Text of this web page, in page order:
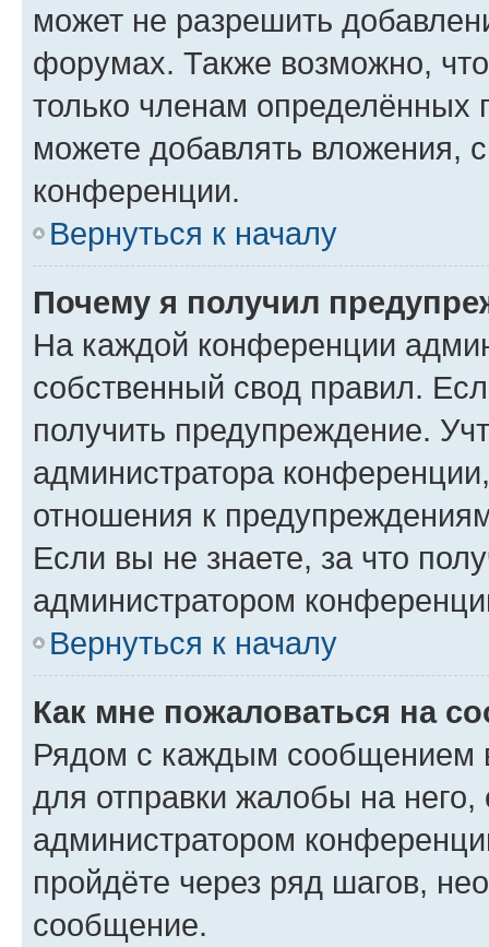
может не разрешить
форумах. Также возможно,
только членам определённых
можете добавлять вложения,
конференции.
Вернуться к началу
Почему я получил
На каждой конференции
собственный свод правил.
получить предупреждение.
администратора
отношения к
Если вы не знаете, за что
администратором
Вернуться к началу
Как мне пожаловаться на
Рядом с каждым сообщением
для отправки жалобы на
администратором
пройдёте через ряд шагов,
сообщение.